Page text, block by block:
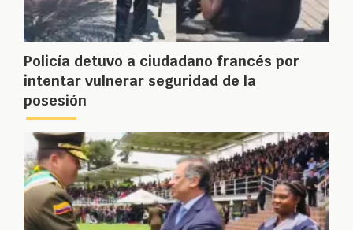
Policía detuvo a ciudadano francés por
intentar vulnerar seguridad de la
posesión